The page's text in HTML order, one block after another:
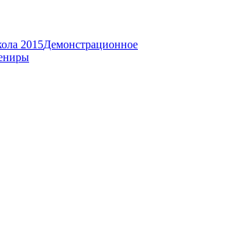
2015Демонстрационное